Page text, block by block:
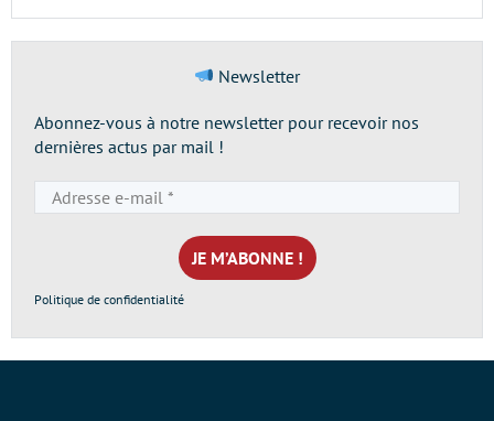
Newsletter
Abonnez-vous à notre newsletter pour recevoir nos
dernières actus par mail !
e-
mail
*
Politique de confidentialité